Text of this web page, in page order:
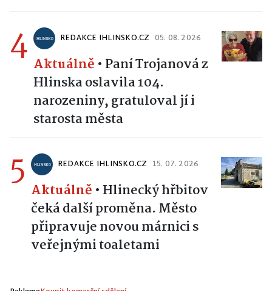
4 REDAKCE IHLINSKO.CZ 05. 08. 2026
Aktuálně • Paní Trojanová z
Hlinska oslavila 104.
narozeniny, gratuloval jí i
starosta města
5 REDAKCE IHLINSKO.CZ 15. 07. 2026
Aktuálně • Hlinecký hřbitov
čeká další proměna. Město
připravuje novou márnici s
veřejnými toaletami